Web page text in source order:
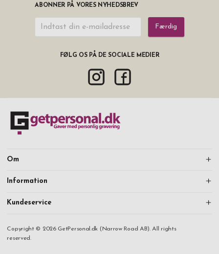
ABONNER PÅ VORES NYHEDSBREV
Færdig
FØLG OS PÅ DE SOCIALE MEDIER
Om
Information
Kundeservice
Copyright © 2026 GetPersonal.dk (Narrow Road AB). All rights
reserved.